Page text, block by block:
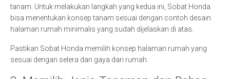
tanam. Untuk melakukan langkah yang kedua ini, Sobat Honda
bisa menentukan konsep tanam sesuai dengan contoh desain
halaman rumah minimalis yang sudah dijelaskan di atas.
Pastikan Sobat Honda memilih konsep halaman rumah yang
sesuai dengan selera dan gaya dari rumah.